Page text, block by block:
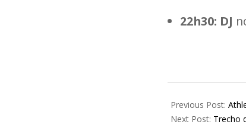
22h30: DJ
02-
12
Previous Post:
Next Post: Trecho